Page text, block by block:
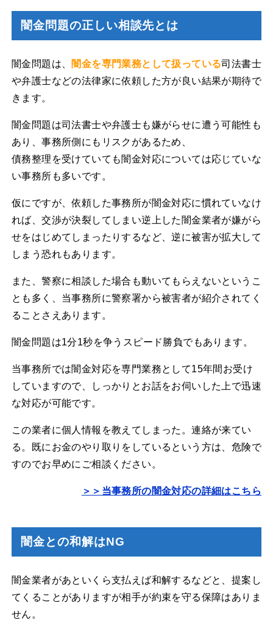
闇金問題の正しい相談先とは
闇金問題は、 闇金を専門業務として扱っている司法書士
や弁護士などの法律家に依頼した方が良い結果が期待で
きます。
闇金問題は司法書士や弁護士も嫌がらせに遭う可能性も
あり、事務所側にもリスクがあるため、
債務整理を受けていても闇金対応については応じていな
い事務所も多いです。
仮にですが、依頼した事務所が闇金対応に慣れていなけ
れば、交渉が決裂してしまい逆上した闇金業者が嫌がら
せをはじめてしまったりするなど、逆に被害が拡大して
しまう恐れもあります。
また、警察に相談した場合も動いてもらえないというこ
とも多く、当事務所に警察署から被害者が紹介されてく
ることさえあります。
闇金問題は1分1秒を争うスピード勝負でもあります。
当事務所では闇金対応を専門業務として15年間お受け
していますので、しっかりとお話をお伺いした上で迅速
な対応が可能です。
この業者に個人情報を教えてしまった。連絡が来てい
る。既にお金のやり取りをしているという方は、危険で
すのでお早めにご相談ください。
＞＞当事務所の闇金対応の詳細はこちら
闇金との和解はNG
闇金業者があといくら支払えば和解するなどと、提案し
てくることがありますが相手が約束を守る保障はありま
せん。